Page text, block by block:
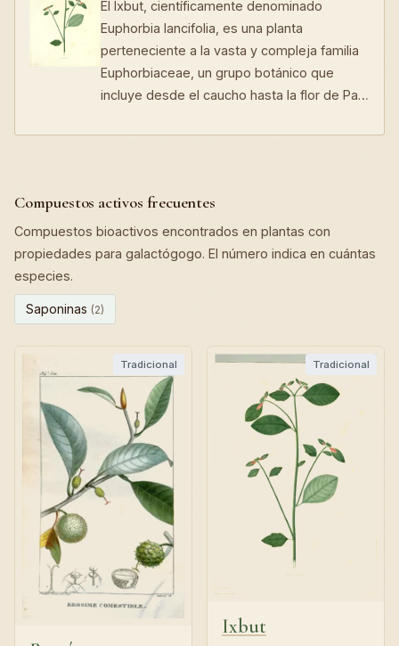
El Ixbut, científicamente denominado
Euphorbia lancifolia, es una planta
perteneciente a la vasta y compleja familia
Euphorbiaceae, un grupo botánico que
incluye desde el caucho hasta la flor de Pa…
Compuestos activos frecuentes
Compuestos bioactivos encontrados en plantas con
propiedades para galactógogo. El número indica en cuántas
especies.
Saponinas (2)
Tradicional Tradicional
Ixbut